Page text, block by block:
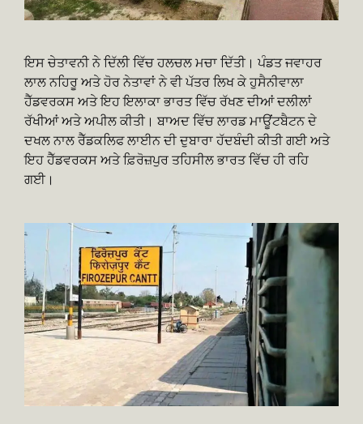
ਇਸ ਚੇਤਾਵਨੀ ਨੇ ਦਿੱਲੀ ਵਿੱਚ ਹਲਚਲ ਮਚਾ ਦਿੱਤੀ। ਪੰਡਤ ਜਵਾਹਰ
ਲਾਲ ਨਹਿਰੂ ਅਤੇ ਹੋਰ ਨੇਤਾਵਾਂ ਨੇ ਵੀ ਪੱਤਰ ਲਿਖ ਕੇ ਹੁਸੈਨੀਵਾਲਾ
ਹੈੱਡਵਰਕਸ ਅਤੇ ਇਹ ਇਲਾਕਾ ਭਾਰਤ ਵਿੱਚ ਰੱਖਣ ਦੀਆਂ ਦਲੀਲਾਂ
ਰੱਖੀਆਂ ਅਤੇ ਅਪੀਲ ਕੀਤੀ। ਬਾਅਦ ਵਿੱਚ ਲਾਰਡ ਮਾਊਂਟਬੈਟਨ ਦੇ
ਦਖਲ ਨਾਲ ਰੈੱਡਕਲਿਫ ਲਾਈਨ ਦੀ ਦੁਬਾਰਾ ਹੱਦਬੰਦੀ ਕੀਤੀ ਗਈ ਅਤੇ
ਇਹ ਹੈੱਡਵਰਕਸ ਅਤੇ ਫ਼ਿਰੋਜ਼ਪੁਰ ਤਹਿਸੀਲ ਭਾਰਤ ਵਿੱਚ ਹੀ ਰਹਿ
ਗਈ।